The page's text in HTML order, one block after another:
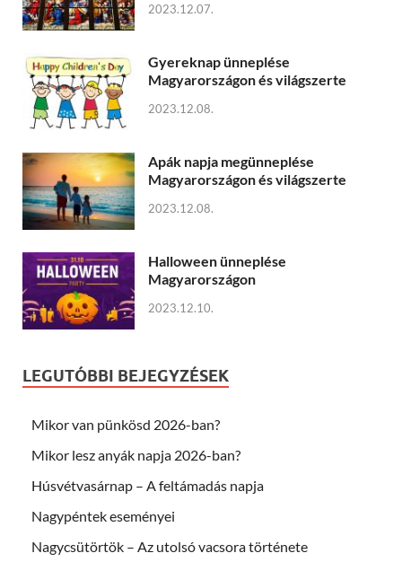
2023.12.07.
Gyereknap ünneplése
Magyarországon és világszerte
2023.12.08.
Apák napja megünneplése
Magyarországon és világszerte
2023.12.08.
Halloween ünneplése
Magyarországon
2023.12.10.
LEGUTÓBBI BEJEGYZÉSEK
Mikor van pünkösd 2026-ban?
Mikor lesz anyák napja 2026-ban?
Húsvétvasárnap – A feltámadás napja
Nagypéntek eseményei
Nagycsütörtök – Az utolsó vacsora története